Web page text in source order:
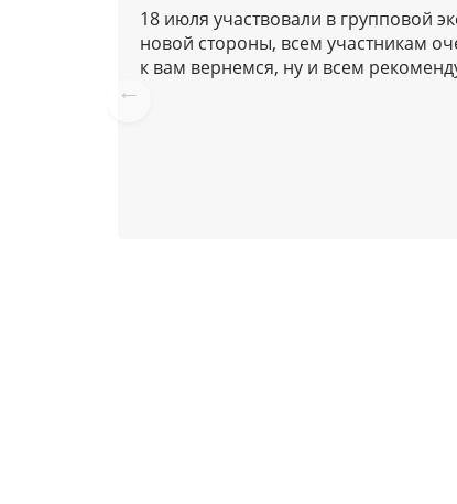
и
18 июля участвовали в групповой
новой стороны, всем участникам
к вам вернемся, ну и всем